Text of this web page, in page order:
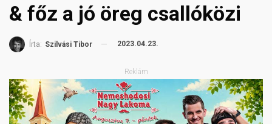
& főz a jó öreg csallóközi
Írta: Szilvási Tibor 2023.04.23.
Reklám